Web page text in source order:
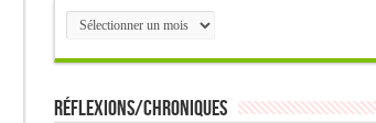
Archives
Réflexions/Chroniques